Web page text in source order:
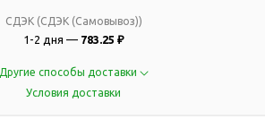
СДЭК (СДЭК (Самовывоз))
1-2 дня — 783.25 ₽
Другие способы доставки
Условия доставки